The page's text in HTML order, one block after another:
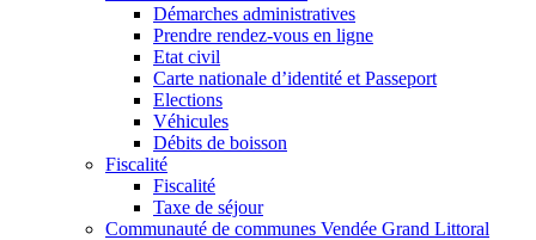
Démarches administratives
Prendre rendez-vous en ligne
Etat civil
Carte nationale d’identité et Passeport
Elections
Véhicules
Débits de boisson
Fiscalité
Fiscalité
Taxe de séjour
Communauté de communes Vendée Grand Littoral